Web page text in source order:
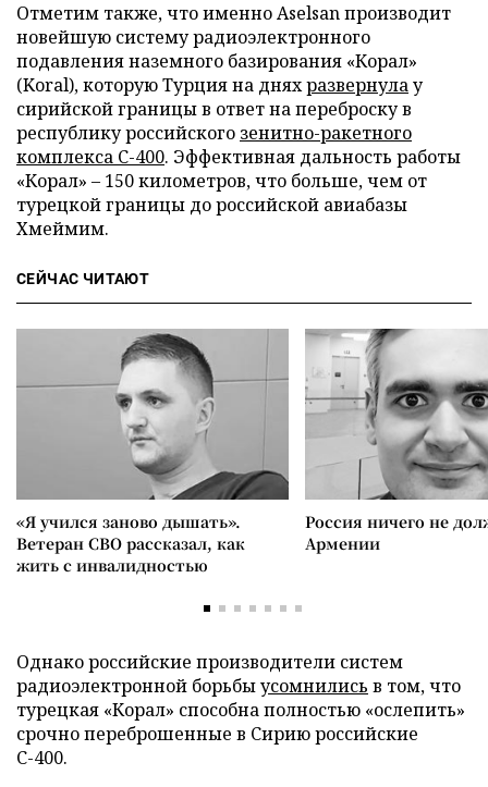
Отметим также, что именно Aselsan производит
новейшую систему радиоэлектронного
подавления наземного базирования «Корал»
(Koral), которую Турция на дняхразвернулау
сирийской границы в ответ на переброску в
республику российского зенитно-ракетного
комплекса С-400. Эффективная дальность работы
«Корал» – 150 километров, что больше, чем от
турецкой границы до российской авиабазы
Хмеймим.
СЕЙЧАС ЧИТАЮТ
«Я учился заново дышать».
Ветеран СВО рассказал, как
жить с инвалидностью
Россия ничего не
Армении
Однако российские производители систем
радиоэлектронной борьбыусомнились в том, что
турецкая «Корал» способна полностью «ослепить»
срочно переброшенные в Сирию российские
С-400.